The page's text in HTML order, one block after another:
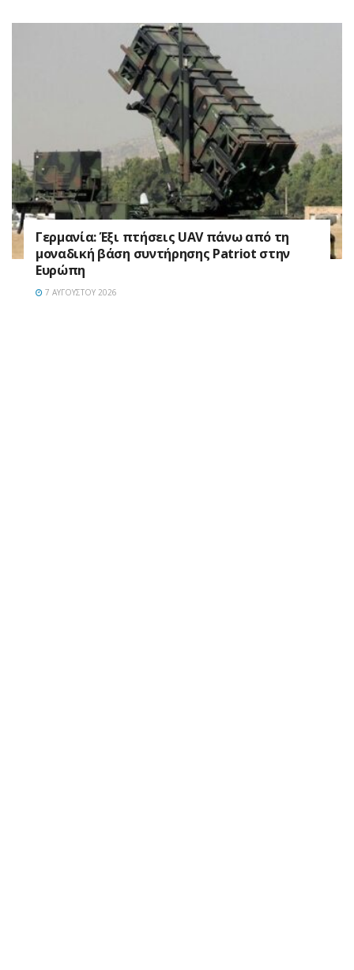
Γερμανία: Έξι πτήσεις UAV πάνω από τη
μοναδική βάση συντήρησης Patriot στην
Ευρώπη
7 ΑΥΓΟΎΣΤΟΥ 2026